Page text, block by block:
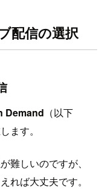
配信の選択
Demand （以下
ます。
難しいのですが、
れば大丈夫です。